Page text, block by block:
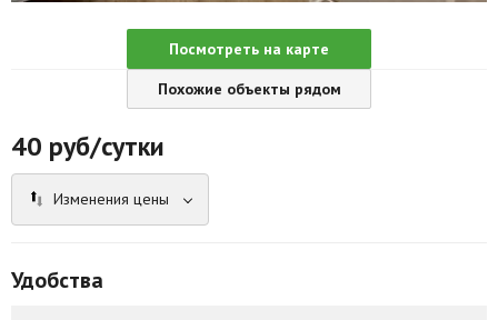
Грузовое такси
Способы оплаты
Посмотреть на карте
Похожие объекты рядом
40 руб/сутки
Изменения цены
Удобства